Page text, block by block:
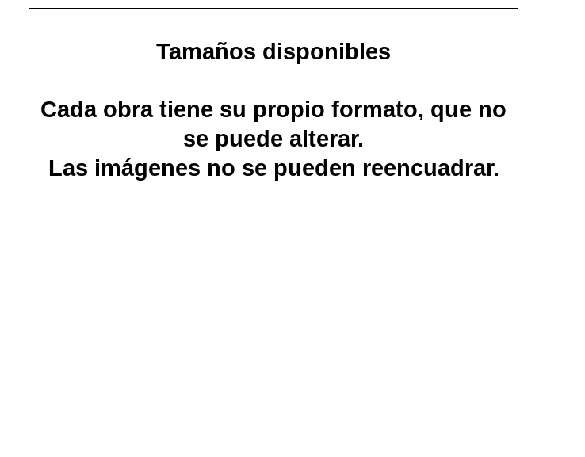
Tamaños disponibles
Cada obra tiene su propio formato, que no
se puede alterar.
Las imágenes no se pueden reencuadrar.